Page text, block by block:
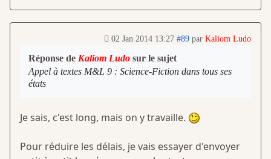
02 Jan 2014 13:27 #89 par Kaliom Ludo
Réponse de Kaliom Ludo sur le sujet
Appel à textes M&L 9 : Science-Fiction dans tous ses
états
Je sais, c'est long, mais on y travaille.
Pour réduire les délais, je vais essayer d'envoyer